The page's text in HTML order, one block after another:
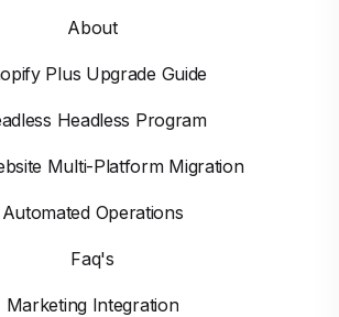
About
Plus Upgrade Guide
Headless Program
Multi-Platform Migration
Automated Operations
Faq's
Marketing Integration